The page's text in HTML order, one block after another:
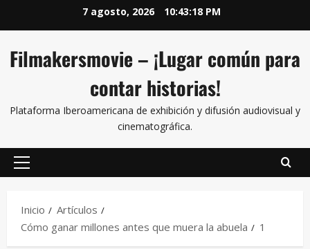
7 agosto, 2026 10:43:18 PM
Filmakersmovie – ¡Lugar común para
contar historias!
Plataforma Iberoamericana de exhibición y difusión audiovisual y
cinematográfica.
Inicio
Artículos
Cómo ganar millones antes que muera la abuela
1